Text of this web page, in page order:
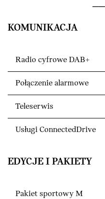
KOMUNIKACJA
Radio cyfrowe DAB+
Połączenie alarmowe
Teleserwis
Usługi ConnectedDrive
EDYCJE I PAKIETY
Pakiet sportowy M